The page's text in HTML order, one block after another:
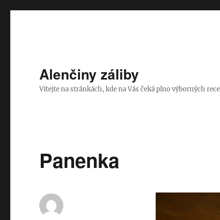
Alenčiny záliby
Vítejte na stránkách, kde na Vás čeká plno výborných
Panenka